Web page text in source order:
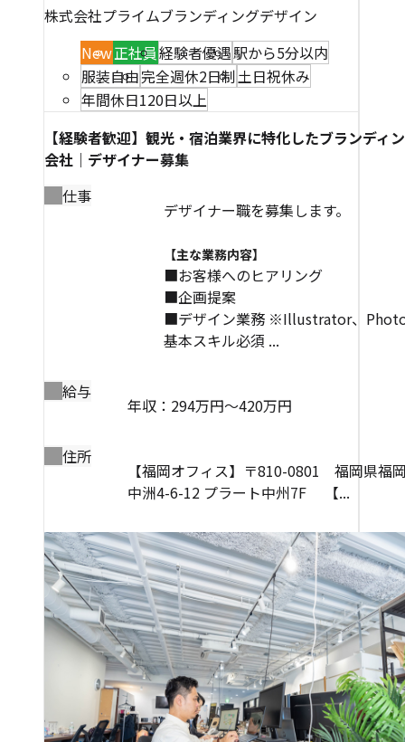
株式会社プライムブランディングデザイン
New正社員経験者優遇駅から5分以内
服装自由完全週休2日制土日祝休み
年間休日120日以上
【経験者歓迎】観光・宿泊業界に特化したブランディ
会社｜デザイナー募集
仕事
デザイナー職を募集します。
【主な業務内容】
■お客様へのヒアリング
■企画提案
■デザイン業務 ※Illustrator、
基本スキル必須 ...
給与
年収：294万円～420万円
住所
【福岡オフィス】〒810-0801 福岡県福
中洲4-6-12 プラート中州7F 【...